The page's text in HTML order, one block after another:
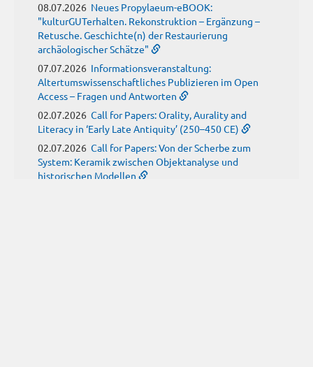
08.07.2026 Neues Propylaeum-eBOOK:
"kulturGUTerhalten. Rekonstruktion – Ergänzung –
Retusche. Geschichte(n) der Restaurierung
archäologischer Schätze"
07.07.2026 Informationsveranstaltung:
Altertumswissenschaftliches Publizieren im Open
Access – Fragen und Antworten
02.07.2026 Call for Papers: Orality, Aurality and
Literacy in ‘Early Late Antiquity’ (250–450 CE)
02.07.2026 Call for Papers: Von der Scherbe zum
System: Keramik zwischen Objektanalyse und
historischen Modellen